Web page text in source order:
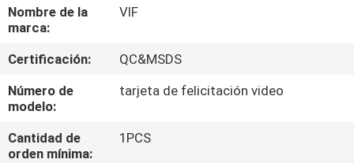
VIAJE
DE
LA
FÁBRICA
CONTROL
Nombre de la
marca:
VIF
Certificación:
QC&MSDS
Número de
modelo:
tarjeta de felicitación video
Cantidad de
orden mínima:
1PCS